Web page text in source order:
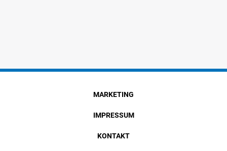
MARKETING
IMPRESSUM
KONTAKT